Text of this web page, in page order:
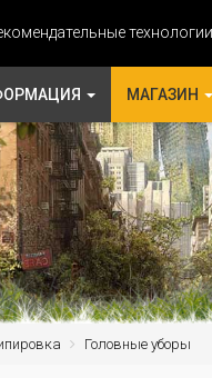
МАГАЗИН
Головные уборы